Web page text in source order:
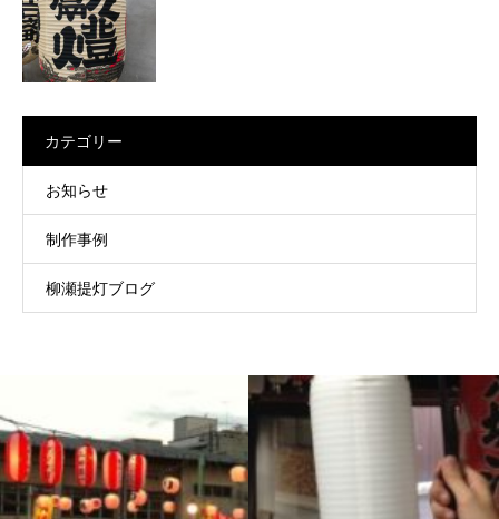
カテゴリー
お知らせ
制作事例
柳瀬提灯ブログ